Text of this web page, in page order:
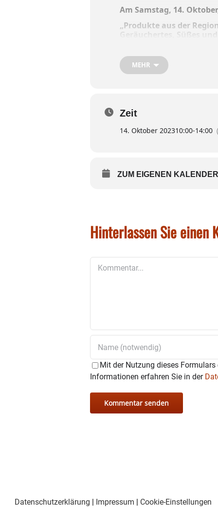
Am Samstag, 14.
„Produkte aus der
Geräuchertes, Süßes
gebackene „Auszogne“.
Vogelscheuchen vom
Einfach bringen und
MEHR
Zeit
14. Oktober 202310:00-14:00
ZUM EIGENEN
Hinterlassen Sie einen
Mit der Nutzung dieses
Informationen erfahren Sie in der
Datenschutzerklärung | Impressum | Cookie-Einstellungen